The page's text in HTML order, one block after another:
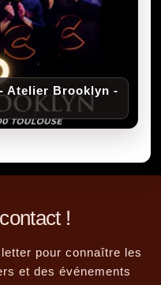
Atelier Brooklyn -
!
pour connaître les
et des événements